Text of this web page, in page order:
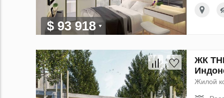
$ 93 918
ЖК
Жилой